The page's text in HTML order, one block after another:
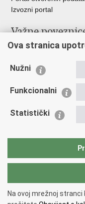
Izvozni portal
Važne
Ministarstvo unutarnjih
Nestale osobe u
Ministarstvo znanosti i
Povratak na vrh
Ova stranica
Nužni
Funkcionalni
Statistički
Na ovoj mrežnoj